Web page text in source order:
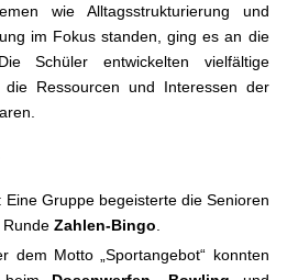
wie Alltagsstrukturierung und
im Fokus standen, ging es an die
Schüler entwickelten vielfältige
Ressourcen und Interessen der
: Eine Gruppe begeisterte die Senioren
RundeZahlen-Bingo
dem Motto „Sportangebot“ konnten